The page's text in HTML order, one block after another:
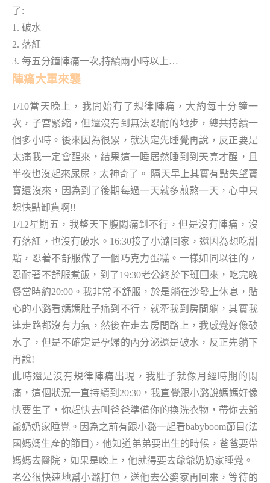
了:
1. 破水
2. 落紅
3. 每五分鐘陣痛一次,持續兩小時以上…
陣痛大軍來襲
1/10當天晚上，我開始有了規律陣痛，大約每十分鐘一
次，子宮緊縮，但還沒有到無法忍耐的地步，總共持續一
個多小時。後來因為很累，就決定先睡覺再說，反正要是
太痛我一定會醒來，結果這一睡居然睡到到天亮才醒，且
半夜也沒起來尿尿，太神奇了。 隔天早上其實有點失望寶
寶還沒來，因為到了後期每過一天就多煎熬一天，心中只
想快點卸貨啊!!
1/12星期五，我整天下腹悶痛到不行，但是沒有陣痛，沒
有落紅，也沒有破水。16:30接了小潞回家，還因為想吃甜
點，忍著不舒服做了一個巧克力蛋糕。一樣如同以往的，
忍耐著不舒服煮飯，到了19:30老公終於下班回來，吃完晚
餐當時約20:00。我非常不舒服，於是躺在沙發上休息，貼
心的小潞看媽媽肚子痛到不行，就牽我到房間躺，其實我
連走路都沒有力氣，然後在走去房間路上，我感覺好像破
水了，但是不確定是孕婦的內分泌還是破水，反正先躺下
再說!
此時還是沒有規律陣痛出現，我肚子就像月經時期的悶
痛，這個狀況一直持續到20:30，我直覺跟小潞說媽媽好像
快要生了，你趕快去叫爸爸準備你的換洗衣物，帶你去爺
爺奶奶家睡覺。因為之前有跟小潞一起看babyboom節目(法
國媽媽生產的節目)，他知道弟弟要出生的時候，爸爸要帶
媽媽去醫院，如果是晚上，他就得要去爺爺奶奶家睡覺。
老公很快速地幫小潞打包，送他去公婆家再回來，等待的